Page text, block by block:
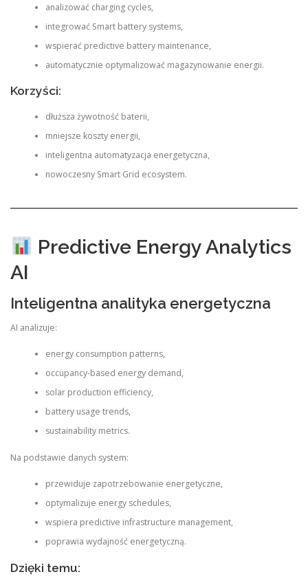
analizować charging cycles,
integrować Smart battery systems,
wspierać predictive battery maintenance,
automatycznie optymalizować magazynowanie energii.
Korzyści:
dłuższa żywotność baterii,
mniejsze koszty energii,
inteligentna automatyzacja energetyczna,
nowoczesny Smart Grid ecosystem.
Predictive Energy Analytics
AI
Inteligentna analityka energetyczna
AI analizuje:
energy consumption patterns,
occupancy-based energy demand,
solar production efficiency,
battery usage trends,
sustainability metrics.
Na podstawie danych system:
przewiduje zapotrzebowanie energetyczne,
optymalizuje energy schedules,
wspiera predictive infrastructure management,
poprawia wydajność energetyczną.
Dzięki temu: